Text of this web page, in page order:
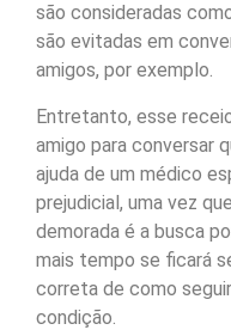
são consideradas
são evitadas em
amigos, por exemplo.
Entretanto, esse
amigo para conversar
ajuda de um médico
prejudicial, uma vez
demorada é a busca
mais tempo se ficará
correta de como
condição.